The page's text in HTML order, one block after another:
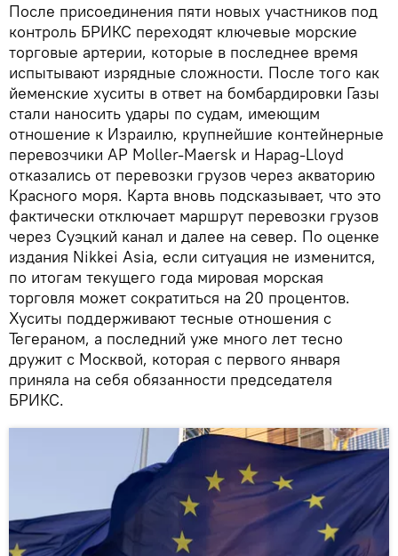
После присоединения пяти новых участников под
контроль БРИКС переходят ключевые морские
торговые артерии, которые в последнее время
испытывают изрядные сложности. После того как
йеменские хуситы в ответ на бомбардировки Газы
стали наносить удары по судам, имеющим
отношение к Израилю, крупнейшие контейнерные
перевозчики AP Moller-Maersk и Hapag-Lloyd
отказались от перевозки грузов через акваторию
Красного моря. Карта вновь подсказывает, что это
фактически отключает маршрут перевозки грузов
через Суэцкий канал и далее на север. По оценке
издания Nikkei Asia, если ситуация не изменится,
по итогам текущего года мировая морская
торговля может сократиться на 20 процентов.
Хуситы поддерживают тесные отношения с
Тегераном, а последний уже много лет тесно
дружит с Москвой, которая с первого января
приняла на себя обязанности председателя
БРИКС.